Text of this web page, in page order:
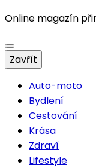
Online magazín
Zavřít
Auto-moto
Bydlení
Cestování
Krása
Zdraví
Lifestyle